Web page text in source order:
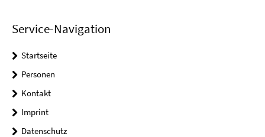
Service-Navigation
Startseite
Personen
Kontakt
Imprint
Datenschutz